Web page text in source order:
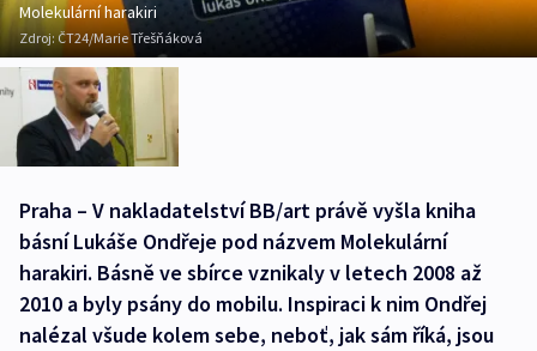
Molekulární harakiri
Zdroj:ČT24/Marie Třešňáková
Praha – V nakladatelství BB/art právě vyšla kniha
básní Lukáše Ondřeje pod názvem Molekulární
harakiri. Básně ve sbírce vznikaly v letech 2008 až
2010 a byly psány do mobilu. Inspiraci k nim Ondřej
nalézal všude kolem sebe, neboť, jak sám říká, jsou